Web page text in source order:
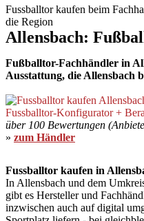
Fussballtor kaufen beim
die Region
Allensbach:
Fußballtor-Fachhändler in
Ausstattung, die Allensbach
über 100 Bewertungen
» zum Händler
Fussballtor kaufen in
In Allensbach und dem
gibt es Hersteller und
inzwischen auch auf digital